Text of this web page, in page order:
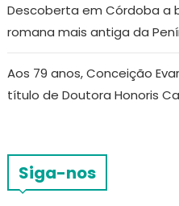
Descoberta em Córdoba a
romana mais antiga da
Aos 79 anos, Conceição
título de Doutora Honoris
Siga-nos